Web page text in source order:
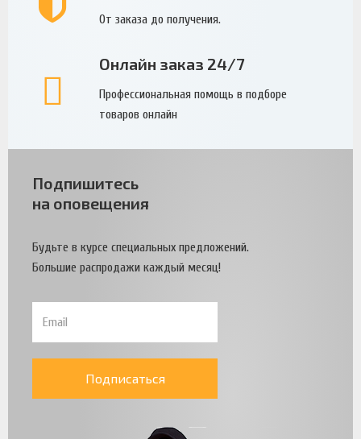
От заказа до получения.
Онлайн заказ 24/7
Профессиональная помощь в подборе
товаров онлайн
Подпишитесь
на оповещения
Будьте в курсе специальных предложений.
Большие распродажи каждый месяц!
Подписаться